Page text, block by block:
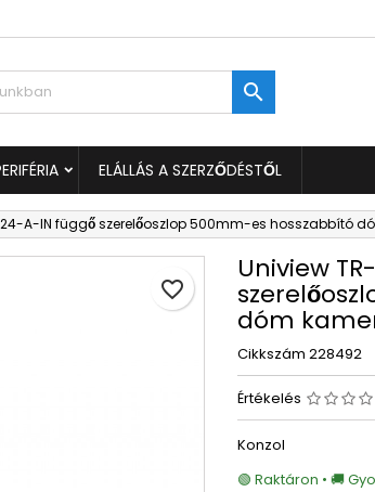

ELÁLLÁS A SZERZŐDÉSTŐL
A-IN függő szerelőoszlop 500mm-es hosszabbító
Uniview
dóm
Cikkszám 228492
Értékelés
Konzol
🟢 Raktáron • 🚚
favorite_border
Mégsem Kívánságlista létrehozása
kívánságlistába történő mentéséhez.